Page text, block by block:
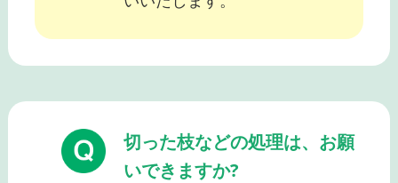
切った枝などの処理は、お願
いできますか?